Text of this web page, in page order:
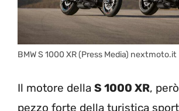
BMW S 1000 XR (Press Media) nextmoto.it
Il motore della S 1000 XR,
pezzo forte della turistica